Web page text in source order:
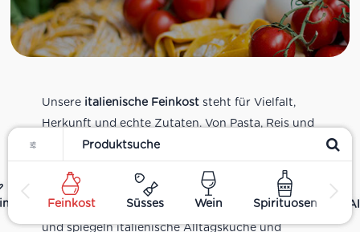
Feinkost Süsses Wein Spirituosen
Unsere italienische Feinkoststeht für Vielfalt,
Herkunft und echte Zutaten. Von Pasta, Reis und
Tomatensaucen über Olivenöl, Antipasti und
Pesto bis zu Balsamico und Spezialitäten aus
verschiedenen Regionen Italiens. Alle Produkte
sind Teil unseres realen Supermarkt-Sortiments
und spiegeln italienische Alltagsküche und